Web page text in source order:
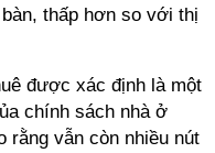
thấp hơn so với thị
được xác định là một
chính sách nhà ở
rằng vẫn còn nhiều nút